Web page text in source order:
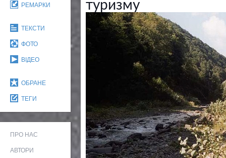
РЕМАРКИ
ТЕКСТИ
ФОТО
ВІДЕО
ОБРАНЕ
ТЕГИ
ПРО НАС
АВТОРИ
туризму